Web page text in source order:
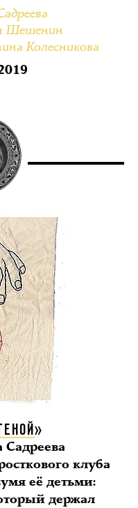
Шешенин
Колесникова
»
клуба
её детьми:
держал